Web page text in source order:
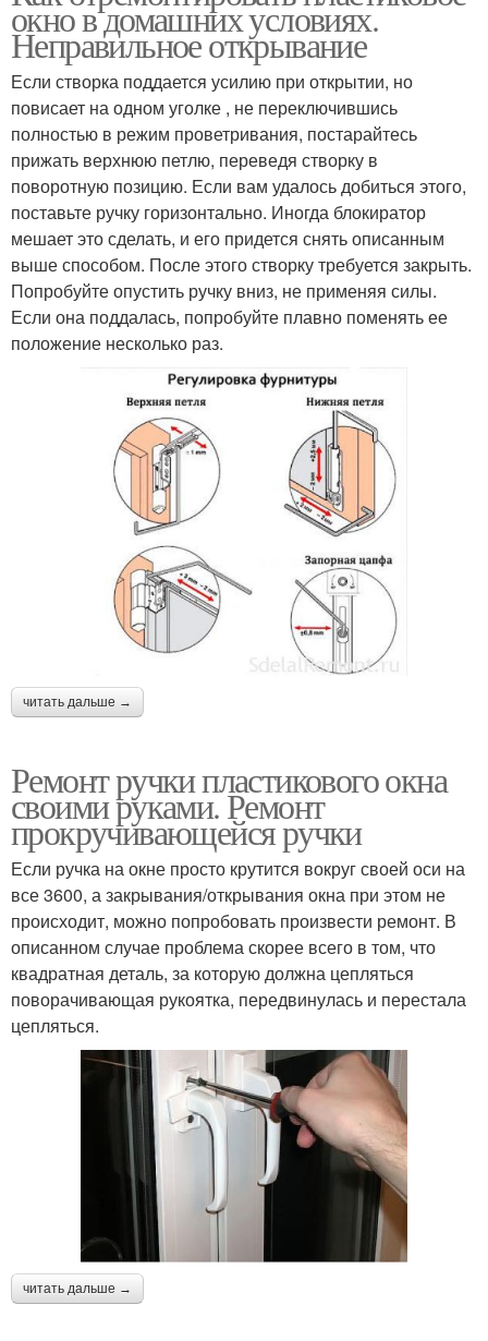
окно в домашних условиях.
Неправильное открывание
Если створка поддается усилию при открытии, но
повисает на одном уголке , не переключившись
полностью в режим проветривания, постарайтесь
прижать верхнюю петлю, переведя створку в
поворотную позицию. Если вам удалось добиться этого,
поставьте ручку горизонтально. Иногда блокиратор
мешает это сделать, и его придется снять описанным
выше способом. После этого створку требуется закрыть.
Попробуйте опустить ручку вниз, не применяя силы.
Если она поддалась, попробуйте плавно поменять ее
положение несколько раз.
читать дальше →
Ремонт ручки пластикового окна
своими руками. Ремонт
прокручивающейся ручки
Если ручка на окне просто крутится вокруг своей оси на
все 3600, а закрывания/открывания окна при этом не
происходит, можно попробовать произвести ремонт. В
описанном случае проблема скорее всего в том, что
квадратная деталь, за которую должна цепляться
поворачивающая рукоятка, передвинулась и перестала
цепляться.
читать дальше →